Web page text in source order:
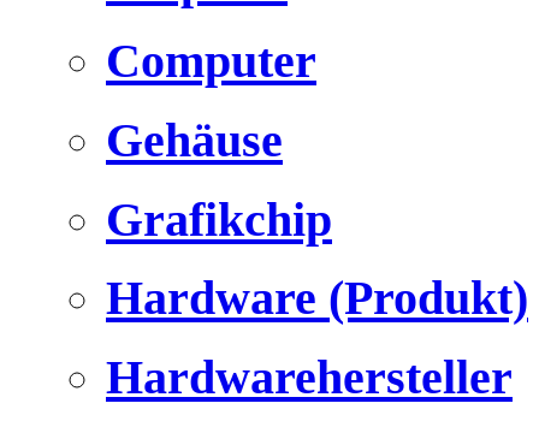
Computer
Gehäuse
Grafikchip
Hardware (Produkt)
Hardwarehersteller